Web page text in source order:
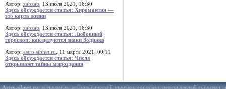
Автор: zabzab , 13 июля 2021, 16:30
Здесь обсуждается статья: Хиромантия —
это карта жизни
Автор: zabzab , 13 июля 2021, 16:30
Здесь обсуждается статья: Любовный
гороскоп: как целуются знаки Зодиака
Автор: astro.sibnet.ru , 11 марта 2021, 00:11
Здесь обсуждается статья: Числа
открывают тайны мироздания
Astro.sibnet.ru:астрология,астрологический прогноз,гороскоп,персональный гороскоп,